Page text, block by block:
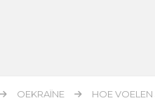
OEKRAÏNE HOE VOELEN